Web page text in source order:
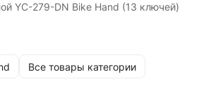
YC-279-DN Bike Hand (13 ключей)
Все товары категории